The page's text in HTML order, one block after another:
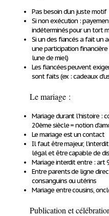
Pas besoin d’un juste motif
Si non exécution :
indéterminés pour un tort
Si un des fiancés a fait un
une participation
lune de miel)
Les fiancées peuvent
sont faits (ex : cadeaux
Le mariage :
Mariage durant l’histoire :
20èmesiècle = notion
Le mariage est un contact
Il faut être majeur,
légal et être capable de
Mariage interdit entre : art
Entre parents de ligne
consanguins ou utérins
Mariage entre cousins,
Publication et